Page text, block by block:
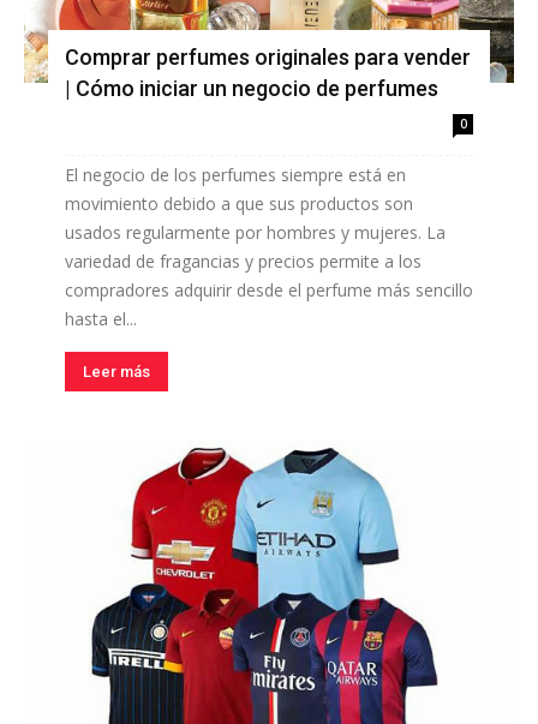
Comprar perfumes originales para vender
| Cómo iniciar un negocio de perfumes
0
El negocio de los perfumes siempre está en
movimiento debido a que sus productos son
usados regularmente por hombres y mujeres. La
variedad de fragancias y precios permite a los
compradores adquirir desde el perfume más sencillo
hasta el...
Leer más